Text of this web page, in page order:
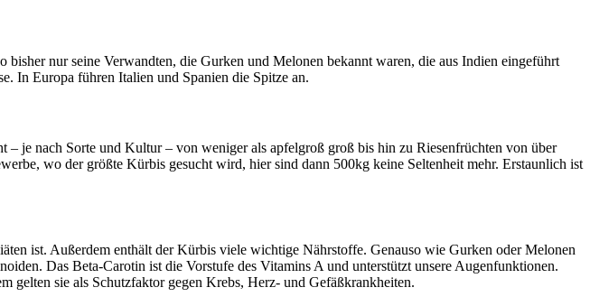
nur seine Verwandten, die Gurken und Melonen bekannt waren, die aus Indien eingeführt
In Europa führen Italien und Spanien die Spitze an.
je nach Sorte und Kultur – von weniger als apfelgroß groß bis hin zu Riesenfrüchten von über
wo der größte Kürbis gesucht wird, hier sind dann 500kg keine Seltenheit mehr. Erstaunlich ist
ist. Außerdem enthält der Kürbis viele wichtige Nährstoffe. Genauso wie Gurken oder Melonen
Das Beta-Carotin ist die Vorstufe des Vitamins A und unterstützt unsere Augenfunktionen.
gelten sie als Schutzfaktor gegen Krebs, Herz- und Gefäßkrankheiten.